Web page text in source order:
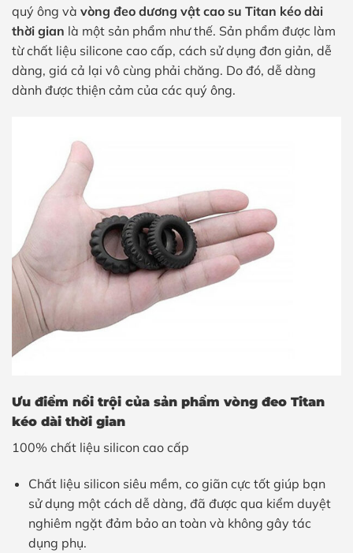
quý ông và vòng đeo dương vật cao su Titan kéo dài
thời gian là một sản phẩm như thế. Sản phẩm được làm
từ chất liệu silicone cao cấp, cách sử dụng đơn giản, dễ
dàng, giá cả lại vô cùng phải chăng. Do đó, dễ dàng
dành được thiện cảm của các quý ông.
Ưu điểm nổi trội của sản phẩm vòng đeo Titan
kéo dài thời gian
100% chất liệu silicon cao cấp
Chất liệu silicon siêu mềm, co giãn cực tốt giúp bạn
sử dụng một cách dễ dàng, đã được qua kiểm duyệt
nghiêm ngặt đảm bảo an toàn và không gây tác
dụng phụ.